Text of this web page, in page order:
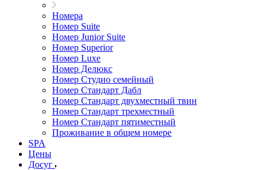
Номера
Номер Suite
Номер Junior Suite
Номер Superior
Номер Luxe
Номер Делюкс
Номер Студио семейный
Номер Стандарт Дабл
Номер Стандарт двухместный твин
Номер Стандарт трехместный
Номер Стандарт пятиместный
Проживание в общем номере
SPA
Цены
Досуг